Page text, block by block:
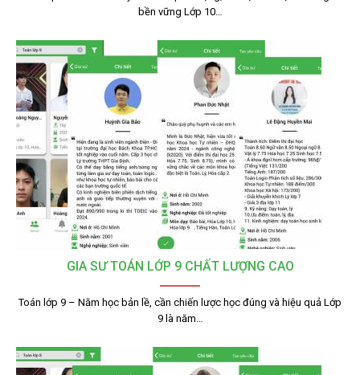
bền vững Lớp 10…
GIA SƯ TOÁN LỚP 9 CHẤT LƯỢNG CAO
Toán lớp 9 – Năm học bản lề, cần chiến lược học đúng và hiệu quả Lớp
9 là năm…